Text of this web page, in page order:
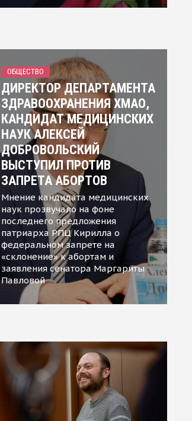
ОБЩЕСТВО
ДИРЕКТОР ДЕПАРТАМЕНТА
ЗДРАВООХРАНЕНИЯ ХМАО,
КАНДИДАТ МЕДИЦИНСКИХ
НАУК АЛЕКСЕЙ
ДОБРОВОЛЬСКИЙ
ВЫСТУПИЛ ПРОТИВ
ЗАПРЕТА АБОРТОВ
Мнение кандидата медицинских
наук прозвучало на фоне
последнего предложения
патриарха РПЦ Кирилла о
федеральном запрете на
«склонение» к абортам и
заявления сенатора Маргариты
Павловой